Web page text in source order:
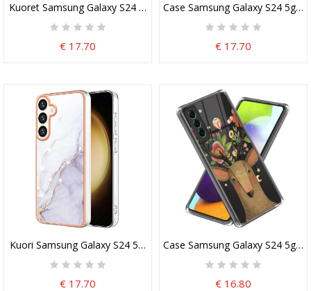
Kuoret Samsung Galaxy S24 5g Kukkahihna
€ 17.70
Case Samsung Galaxy S24 5g
€ 17.70
Kuori Samsung Galaxy S24 5g Värillinen Marmori
€ 17.70
Case Samsung Galaxy S24 5g
€ 16.80